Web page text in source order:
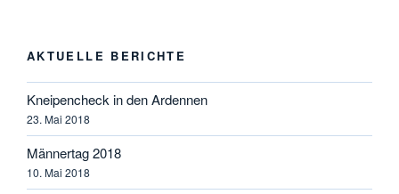
AKTUELLE BERICHTE
Kneipencheck in den Ardennen
23. Mai 2018
Männertag 2018
10. Mai 2018